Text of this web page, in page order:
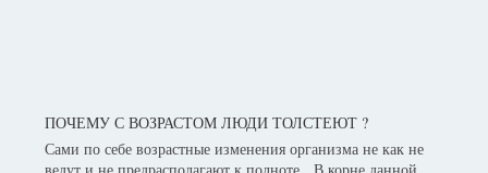
ПОЧЕМУ С ВОЗРАСТОМ ЛЮДИ ТОЛСТЕЮТ ?
Сами по себе возрастные изменения организма не как не